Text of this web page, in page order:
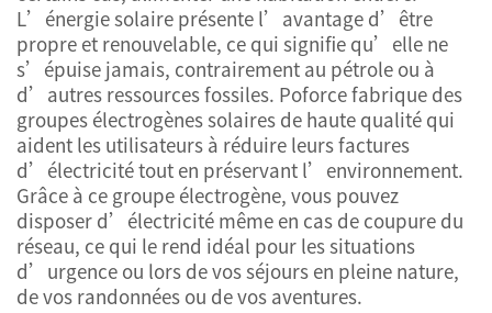
L’énergie solaire présente l’avantage d’être
propre et renouvelable, ce qui signifie qu’elle ne
s’épuise jamais, contrairement au pétrole ou à
d’autres ressources fossiles. Poforce fabrique des
groupes électrogènes solaires de haute qualité qui
aident les utilisateurs à réduire leurs factures
d’électricité tout en préservant l’environnement.
Grâce à ce groupe électrogène, vous pouvez
disposer d’électricité même en cas de coupure du
réseau, ce qui le rend idéal pour les situations
d’urgence ou lors de vos séjours en pleine nature,
de vos randonnées ou de vos aventures.